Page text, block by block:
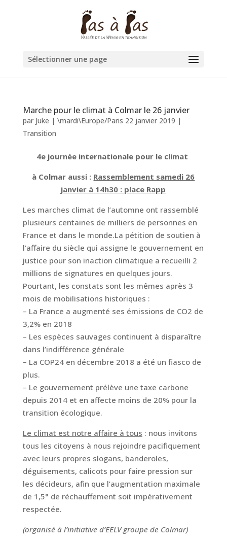
Sélectionner une page
Marche pour le climat à Colmar le 26 janvier
par Juke | \mardi\Europe/Paris 22 janvier 2019 |
Transition
4e journée internationale pour le climat
à Colmar aussi : Rassemblement samedi 26
janvier à 14h30 : place Rapp
Les marches climat de l’automne ont rassemblé
plusieurs centaines de milliers de personnes en
France et dans le monde.La pétition de soutien à
l’affaire du siècle qui assigne le gouvernement en
justice pour son inaction climatique a recueilli 2
millions de signatures en quelques jours.
Pourtant, les constats sont les mêmes après 3
mois de mobilisations historiques :
– La France a augmenté ses émissions de CO2 de
3,2% en 2018
– Les espèces sauvages continuent à disparaître
dans l’indifférence générale
– La COP24 en décembre 2018 a été un fiasco de
plus.
– Le gouvernement prélève une taxe carbone
depuis 2014 et en affecte moins de 20% pour la
transition écologique.
Le climat est notre affaire à tous : nous invitons
tous les citoyens à nous rejoindre pacifiquement
avec leurs propres slogans, banderoles,
déguisements, calicots pour faire pression sur
les décideurs, afin que l’augmentation maximale
de 1,5° de réchauffement soit impérativement
respectée.
(organisé à l’initiative d’EELV groupe de Colmar)